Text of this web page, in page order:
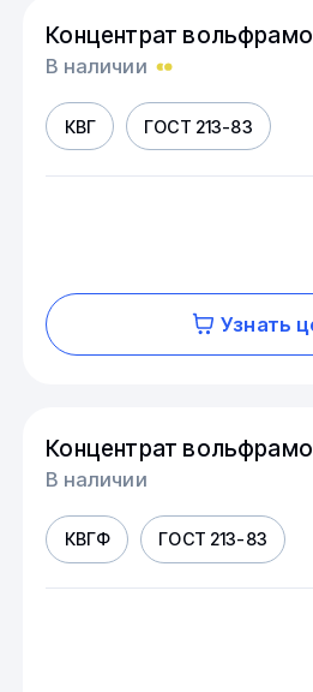
Концентрат
В наличии
КВГ ГОСТ 213-83
Узнать
Концентрат
В наличии
КВГФ ГОСТ 213-83